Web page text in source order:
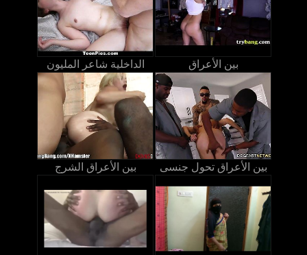
الداخلية شاعر المليون بين الأعراق
بين الأعراق الشرج بين الأعراق تحول جنسى